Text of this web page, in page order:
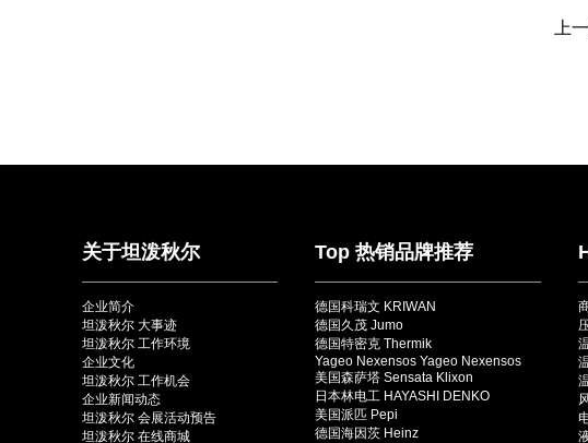
上
关于坦泼秋尔
企业简介
坦泼秋尔 大事迹
坦泼秋尔 工作环境
企业文化
坦泼秋尔 工作机会
企业新闻动态
坦泼秋尔 会展活动预告
坦泼秋尔 在线商城
Top 热销品牌推荐
德国科瑞文 KRIWAN
德国久茂 Jumo
德国特密克 Thermik
Yageo Nexensos Yageo Nexensos
美国森萨塔 Sensata Klixon
日本林电工 HAYASHI DENKO
美国派匹 Pepi
德国海因茨 Heinz